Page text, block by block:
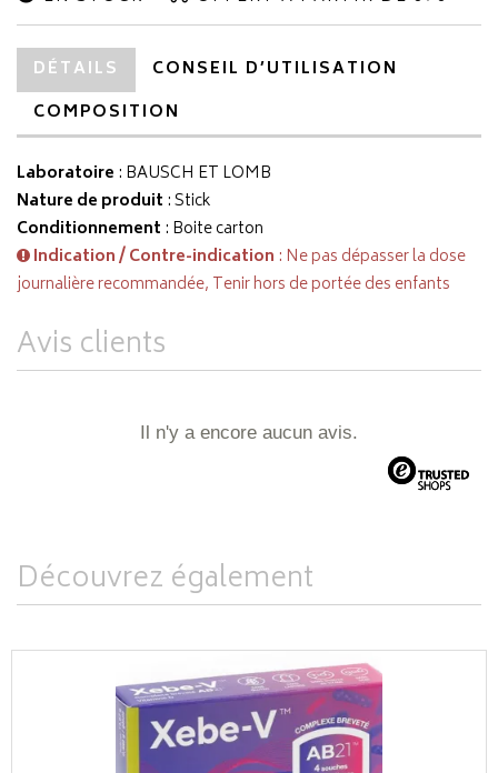
DÉTAILS
CONSEIL D’UTILISATION
COMPOSITION
Laboratoire : BAUSCH ET LOMB
Nature de produit : Stick
Conditionnement : Boite carton
Indication / Contre-indication : Ne pas dépasser la dose
journalière recommandée, Tenir hors de portée des enfants
Avis clients
Il n'y a encore aucun avis.
Découvrez également